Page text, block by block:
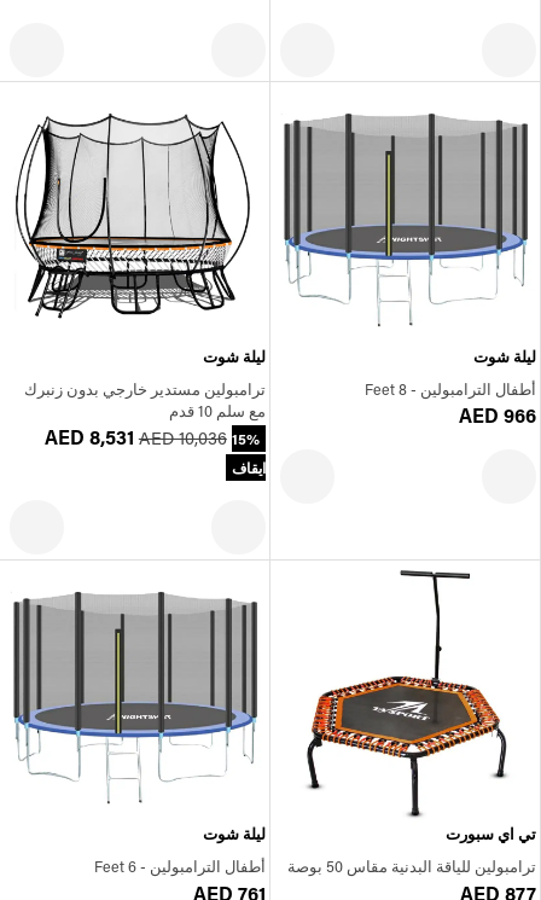
ليلة شوت
أطفال الترامبولين - 8 Feet
AED 966
ليلة شوت
ترامبولين مستدير خارجي بدون زنبرك
مع سلم 10 قدم
AED 8,531 AED 10,036 15%
ايقاف
تي اي سبورت
ترامبولين للياقة البدنية مقاس 50 بوصة
AED 877
ليلة شوت
أطفال الترامبولين - 6 Feet
AED 761